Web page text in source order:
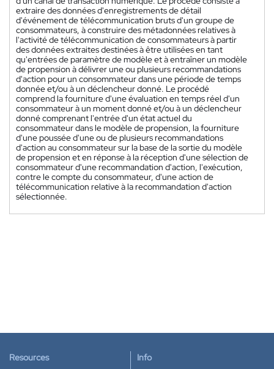
extraire des données d'enregistrements de détail
d'événement de télécommunication bruts d'un groupe de
consommateurs, à construire des métadonnées relatives à
l'activité de télécommunication de consommateurs à partir
des données extraites destinées à être utilisées en tant
qu'entrées de paramètre de modèle et à entraîner un modèle
de propension à délivrer une ou plusieurs recommandations
d'action pour un consommateur dans une période de temps
donnée et/ou à un déclencheur donné. Le procédé
comprend la fourniture d'une évaluation en temps réel d'un
consommateur à un moment donné et/ou à un déclencheur
donné comprenant l'entrée d'un état actuel du
consommateur dans le modèle de propension, la fourniture
d'une poussée d'une ou de plusieurs recommandations
d'action au consommateur sur la base de la sortie du modèle
de propension et en réponse à la réception d'une sélection de
consommateur d'une recommandation d'action, l'exécution,
contre le compte du consommateur, d'une action de
télécommunication relative à la recommandation d'action
sélectionnée.
Resources Info